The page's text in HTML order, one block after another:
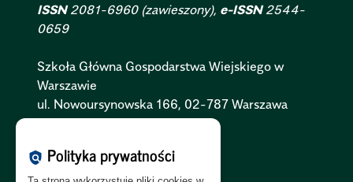
ISSN2081-6960 (zawieszony), e-ISSN2544-
0659
Szkoła Główna Gospodarstwa Wiejskiego w
Warszawie
ul. Nowoursynowska 166, 02-787 Warszawa
Polityka Prywatności:PL
policy Polityka prywatności